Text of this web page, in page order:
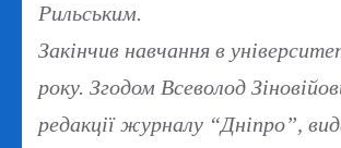
Рильським.
Закінчив навчання в
року. Згодом Всеволод
редакції журналу “Дніпро”,